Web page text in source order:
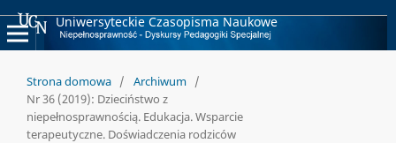
Uniwersyteckie Czasopisma Naukowe
Strona domowa / Archiwum /
Nr 36 (2019): Dzieciństwo z
niepełnosprawnością. Edukacja. Wsparcie
terapeutyczne. Doświadczenia rodziców